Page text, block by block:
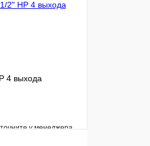
4 выхода
у менеджера